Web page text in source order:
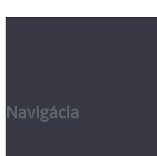
Navigácia